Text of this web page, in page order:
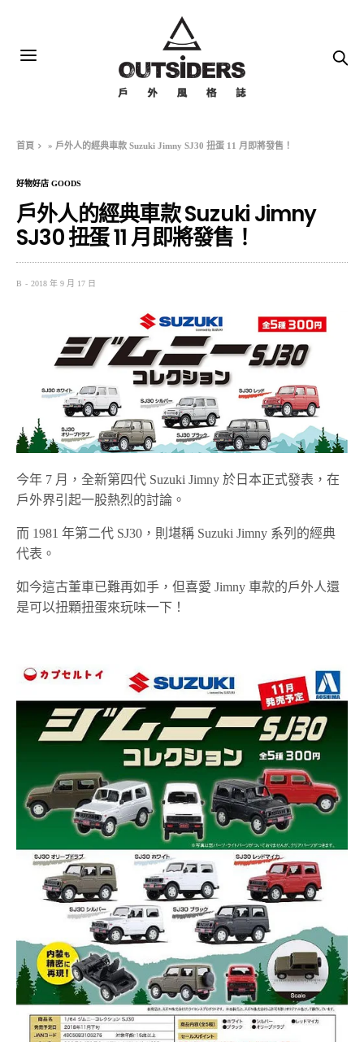
首頁 » 戶外人的經典車款 Suzuki Jimny SJ30 扭蛋 11 月即將發售！
好物好店 GOODS
戶外人的經典車款 Suzuki Jimny
SJ30 扭蛋 11 月即將發售！
B 2018 年 9 月 17 日
今年 7 月，全新第四代 Suzuki Jimny 於日本正式發表，在
戶外界引起一股熱烈的討論。
而 1981 年第二代 SJ30，則堪稱 Suzuki Jimny 系列的經典
代表。
如今這古董車已難再如手，但喜愛 Jimny 車款的戶外人還
是可以扭顆扭蛋來玩味一下！